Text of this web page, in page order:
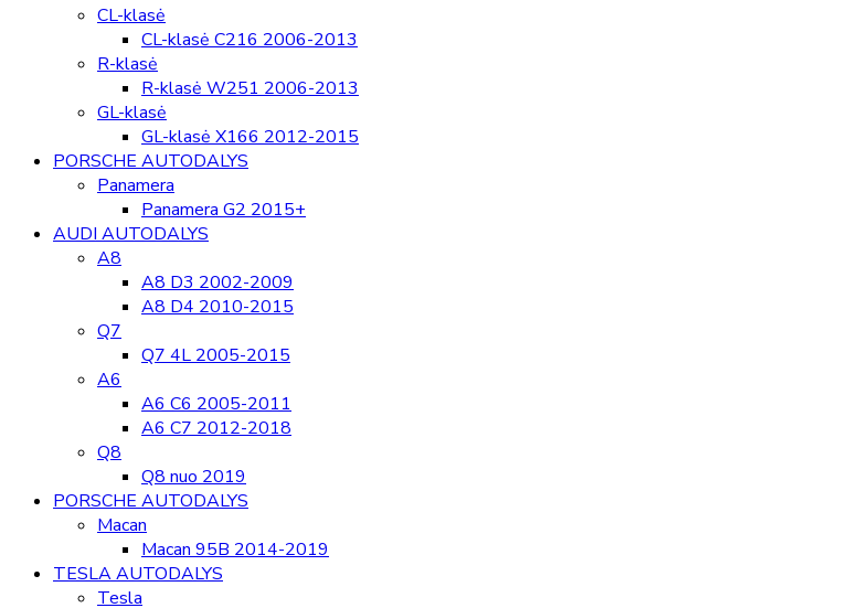
CL-klasė
CL-klasė C216 2006-2013
R-klasė
R-klasė W251 2006-2013
GL-klasė
GL-klasė X166 2012-2015
PORSCHE AUTODALYS
Panamera
Panamera G2 2015+
AUDI AUTODALYS
A8
A8 D3 2002-2009
A8 D4 2010-2015
Q7
Q7 4L 2005-2015
A6
A6 C6 2005-2011
A6 C7 2012-2018
Q8
Q8 nuo 2019
PORSCHE AUTODALYS
Macan
Macan 95B 2014-2019
TESLA AUTODALYS
Tesla